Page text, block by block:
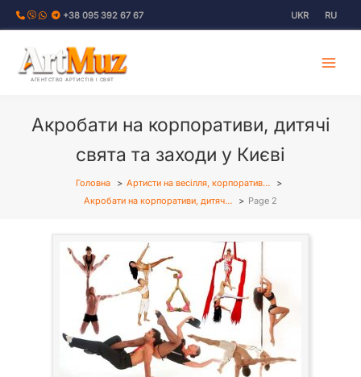
Перейти
+38 095 392 67 67 UKR RU
АГЕНТСТВО АРТИСТІВ І СВЯТ
Акробати на корпоративи, дитячі
свята та заходи у Києві
Головна
Артисти на весілля, корпоратив…
Акробати на корпоративи, дитяч…
Page 2